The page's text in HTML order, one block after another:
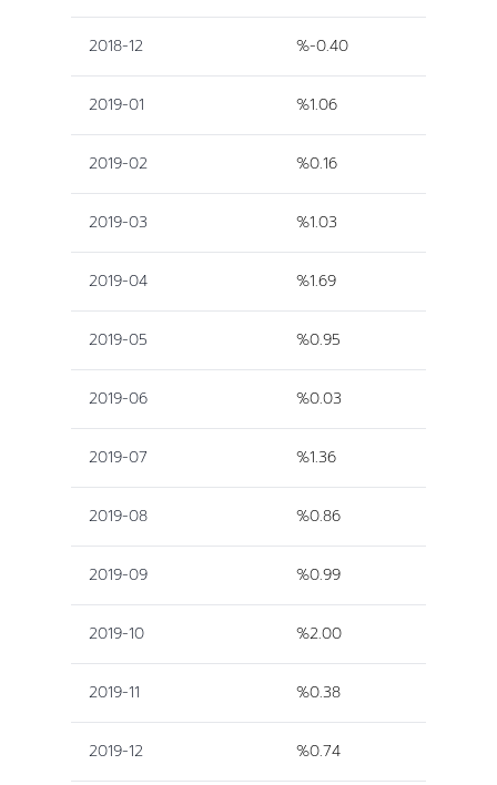
2018-12 %-0.40
2019-01 %1.06
2019-02 %0.16
2019-03 %1.03
2019-04 %1.69
2019-05 %0.95
2019-06 %0.03
2019-07 %1.36
2019-08 %0.86
2019-09 %0.99
2019-10 %2.00
2019-11 %0.38
2019-12 %0.74